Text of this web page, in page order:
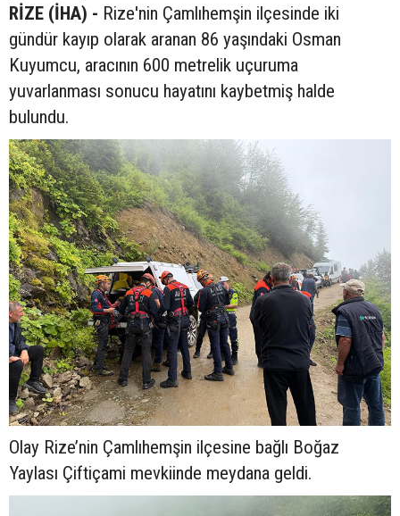
RİZE (İHA) - Rize'nin Çamlıhemşin ilçesinde iki
gündür kayıp olarak aranan 86 yaşındaki Osman
Kuyumcu, aracının 600 metrelik uçuruma
yuvarlanması sonucu hayatını kaybetmiş halde
bulundu.
Olay Rize’nin Çamlıhemşin ilçesine bağlı Boğaz
Yaylası Çiftiçami mevkiinde meydana geldi.